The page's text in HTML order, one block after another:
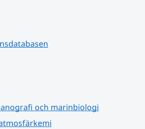
och marinbiologi